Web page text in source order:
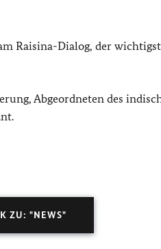
Raisina-Dialog, der
Abgeordneten des
ZU: "NEWS"